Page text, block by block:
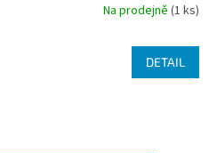
Na prodejně (1 ks)
DETAIL